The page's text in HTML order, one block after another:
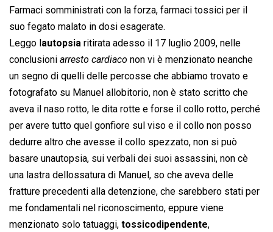
Farmaci somministrati con la forza, farmaci tossici per il
suo fegato malato in dosi esagerate.
Leggo l autopsia ritirata adesso il 17 luglio 2009, nelle
conclusioni  arresto cardiaco  non vi è menzionato neanche
un segno di quelli delle percosse che abbiamo trovato e
fotografato su Manuel allobitorio, non è stato scritto che
aveva il naso rotto, le dita rotte e forse il collo rotto, perché
per avere tutto quel gonfiore sul viso e il collo non posso
dedurre altro che avesse il collo spezzato, non si può
basare unautopsia, sui verbali dei suoi assassini, non cè
una lastra dellossatura di Manuel, so che aveva delle
fratture precedenti alla detenzione, che sarebbero stati per
me fondamentali nel riconoscimento, eppure viene
menzionato solo tatuaggi, tossicodipendente,